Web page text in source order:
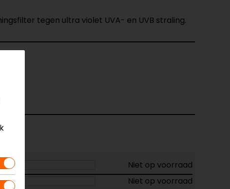
tegen ultra violet UVA- en UVB straling.
Niet op voorraad
Niet op voorraad